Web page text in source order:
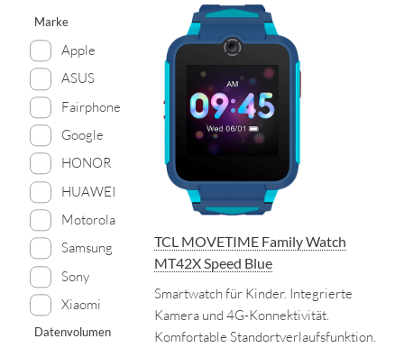
Marke
Apple
ASUS
Fairphone
Google
HONOR
HUAWEI
Motorola
Samsung
Sony
Xiaomi
Datenvolumen
TCL MOVETIME Family Watch
MT42X Speed Blue
Smartwatch für Kinder. Integrierte
Kamera und 4G-Konnektivität.
Komfortable Standortverlaufsfunktion.